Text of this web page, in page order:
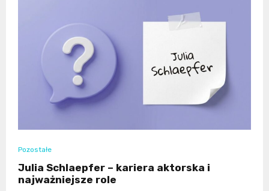
Pozostałe
Julia Schlaepfer – kariera aktorska i
najważniejsze role